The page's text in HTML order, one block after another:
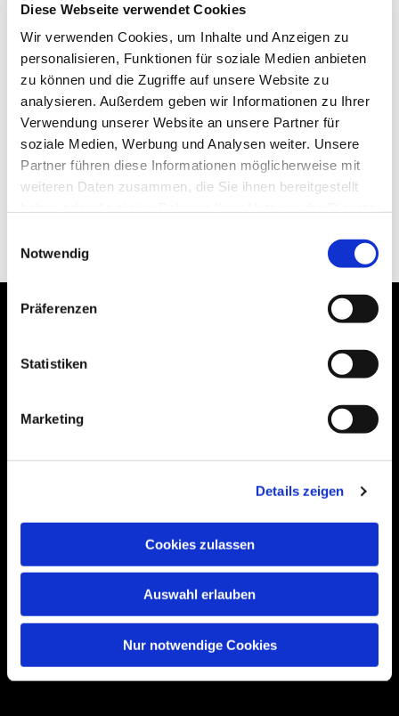
Diese Webseite verwendet Cookies
Wir verwenden Cookies, um Inhalte und Anzeigen zu
personalisieren, Funktionen für soziale Medien anbieten
zu können und die Zugriffe auf unsere Website zu
analysieren. Außerdem geben wir Informationen zu Ihrer
Verwendung unserer Website an unsere Partner für
soziale Medien, Werbung und Analysen weiter. Unsere
Partner führen diese Informationen möglicherweise mit
weiteren Daten zusammen, die Sie ihnen bereitgestellt
Notwendig
Präferenzen
Statistiken
Marketing
Details zeigen
Cookies zulassen
Auswahl erlauben
Nur notwendige Cookies
Bitte akzeptieren Sie Marketing-Cookies,
Accept cookies